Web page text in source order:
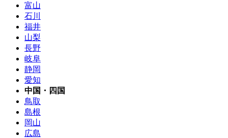
富山
石川
福井
山梨
長野
岐阜
静岡
愛知
中国・四国
鳥取
島根
岡山
広島